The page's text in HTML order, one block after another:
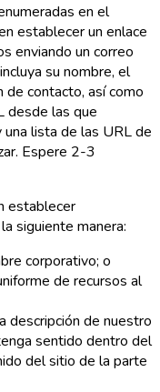
en el
establecer un enlace
enviando un correo
su nombre, el
de contacto, así como
desde las que
lista de las URL de
Espere 2-3
establecer
siguiente manera:
corporativo; o
de recursos al
descripción de nuestro
sentido dentro del
del sitio de la parte